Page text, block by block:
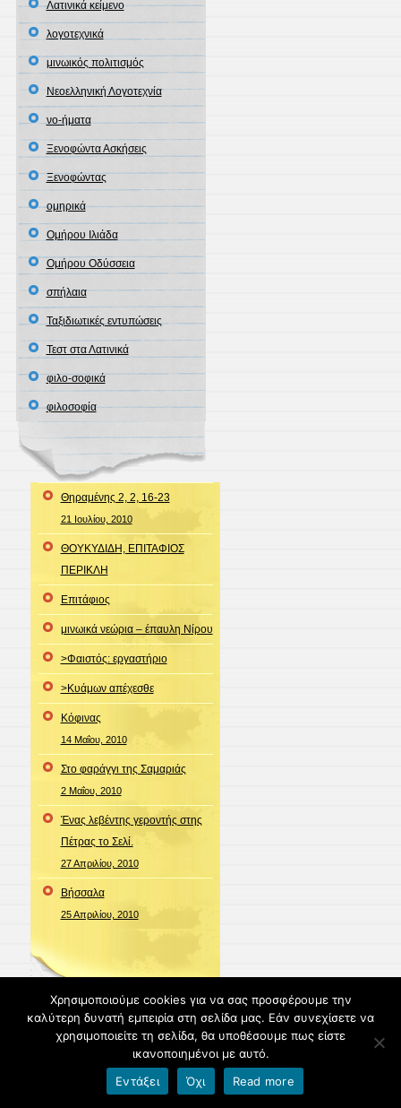
Λατινικά κείμενο
λογοτεχνικά
μινωικός πολιτισμός
Νεοελληνική Λογοτεχνία
νο-ήματα
Ξενοφώντα Ασκήσεις
Ξενοφώντας
ομηρικά
Ομήρου Ιλιάδα
Ομήρου Οδύσσεια
σπήλαια
Ταξιδιωτικές εντυπώσεις
Τεστ στα Λατινικά
φιλο-σοφικά
φιλοσοφία
Θηραμένης 2, 2, 16-23
21 Ιουλίου, 2010
ΘΟΥΚΥΔΙΔΗ, ΕΠΙΤΑΦΙΟΣ
ΠΕΡΙΚΛΗ
Επιτάφιος
μινωικά νεώρια – έπαυλη Νίρου
>Φαιστός: εργαστήριο
>Κυάμων απέχεσθε
Κόφινας
14 Μαΐου, 2010
Στο φαράγγι της Σαμαριάς
2 Μαΐου, 2010
Ένας λεβέντης γεροντής στης
Πέτρας το Σελί.
27 Απριλίου, 2010
Bήσσαλα
25 Απριλίου, 2010
blogs.sch.gr
Χρησιμοποιούμε cookies για να σας προσφέρουμε την
καλύτερη δυνατή εμπειρία στη σελίδα μας. Εάν συνεχίσετε να
χρησιμοποιείτε τη σελίδα, θα υποθέσουμε πως είστε
ικανοποιημένοι με αυτό.
Εντάξει
Όχι Read more